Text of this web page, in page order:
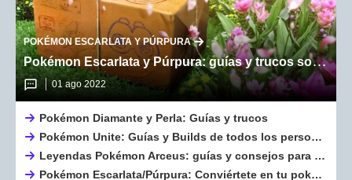
POKÉMON ESCARLATA Y PÚRPURA
Pokémon Escarlata y Púrpura: guías y trucos sobre la 9º generación
01 ago 2022
Pokémon Diamante y Perla: Guías y trucos
Pokémon Unite: Guías y Builds de todos los personajes disponibles
Leyendas Pokémon Arceus: guías y consejos para conquistar Hisui
Pokémon Escarlata/Púrpura: Conviértete en tu pokemon favorito dentro del nuevo DLC del juego para explorar de una manera distinta el mapa